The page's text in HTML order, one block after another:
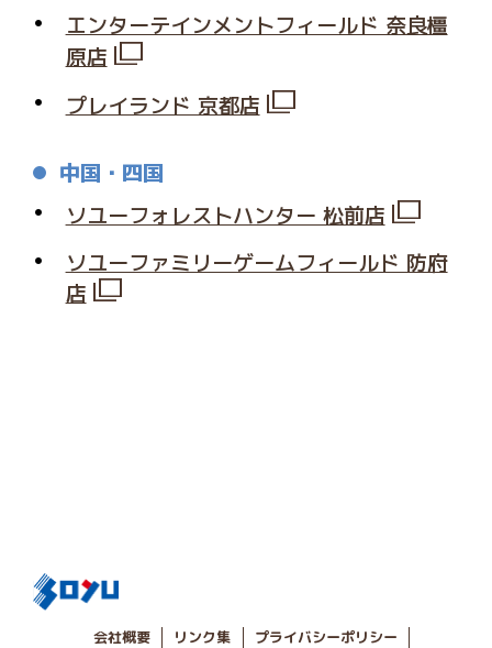
エンターテインメントフィールド 奈良橿
原店
プレイランド 京都店
中国・四国
ソユーフォレストハンター 松前店
ソユーファミリーゲームフィールド 防府
店
会社概要 リンク集 プライバシーポリシー